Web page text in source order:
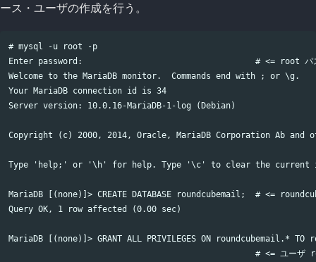
ース・ユーザの作成を行う。
# mysql -u root -p
Enter password:                                   # <= root パス
Welcome to the MariaDB monitor.  Commands end with ; or \g.
Your MariaDB connection id is 34
Server version: 10.0.16-MariaDB-1-log (Debian)
Copyright (c) 2000, 2014, Oracle, MariaDB Corporation Ab and
Type 'help;' or '\h' for help. Type '\c' to clear the current
MariaDB [(none)]> CREATE DATABASE roundcubemail;  # <=
Query OK, 1 row affected (0.00 sec)
MariaDB [(none)]> GRANT ALL PRIVILEGES ON roundcubemail.* TO
# <= ユーザ